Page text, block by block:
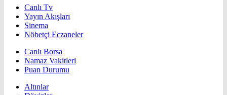
Canlı Tv
Yayın Akışları
Sinema
Nöbetçi Eczaneler
Canlı Borsa
Namaz Vakitleri
Puan Durumu
Altınlar